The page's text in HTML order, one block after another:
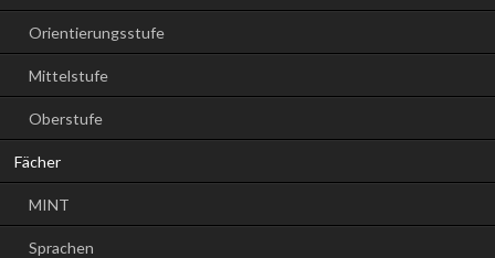
Orientierungsstufe
Mittelstufe
Oberstufe
Fächer
MINT
Sprachen